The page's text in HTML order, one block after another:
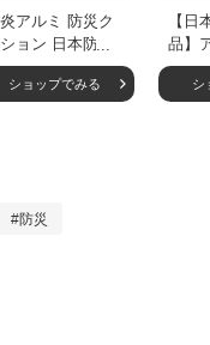
アルミ 防災ク
ョン 日本防炎
認定品 防災頭
日本製洗える ゴ
大人用 子供用
ショップでみる
【日
品】
ショ
シ
防災